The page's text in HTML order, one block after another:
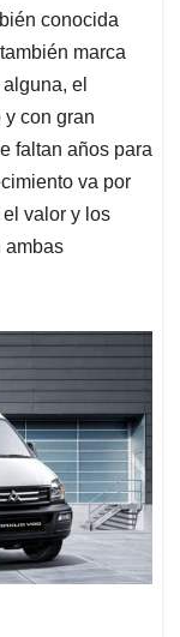
conocida
marca
el
con gran
faltan años para
va por
valor y los
ambas